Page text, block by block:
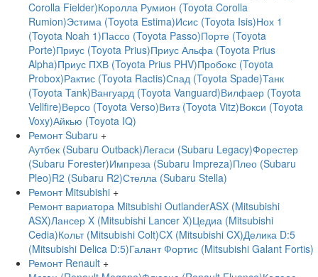
Corolla Fielder)Королла Румион (Toyota Corolla
Rumion)Эстима (Toyota Estima)Исис (Toyota Isis)Нох 1
(Toyota Noah 1)Пассо (Toyota Passo)Порте (Toyota
Porte)Приус (Toyota Prius)Приус Альфа (Toyota Prius
Alpha)Приус ПХВ (Toyota Prius PHV)Пробокс (Toyota
Probox)Рактис (Toyota Ractis)Спад (Toyota Spade)Танк
(Toyota Tank)Вангуард (Toyota Vanguard)Вилфаер (Toyota
Vellfire)Версо (Toyota Verso)Витз (Toyota Vitz)Вокси (Toyota
Voxy)Айкью (Toyota IQ)
Ремонт Subaru +
Аутбек (Subaru Outback)Легаси (Subaru Legacy)Форестер
(Subaru Forester)Импреза (Subaru Impreza)Плео (Subaru
Pleo)R2 (Subaru R2)Стелла (Subaru Stella)
Ремонт Mitsubishi +
Ремонт вариатора Mitsubishi OutlanderASX (Mitsubishi
ASX)Лансер X (Mitsubishi Lancer X)Цедиа (Mitsubishi
Cedia)Кольт (Mitsubishi Colt)CX (Mitsubishi CX)Делика D:5
(Mitsubishi Delica D:5)Галант Фортис (Mitsubishi Galant Fortis)
Ремонт Renault +